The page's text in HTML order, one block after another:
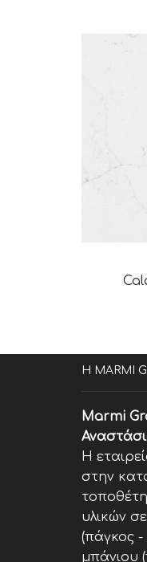
Η MARMI
Marmi
Η
στην
υλικών
(πάγκος -
μπάνιου